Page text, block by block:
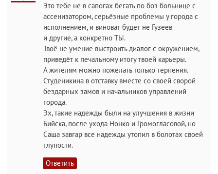
Это тебе не в сапогах бегать по боз больнице с
ассенизатором, серьёзные проблемы у города с
исполнением, и виноват будет не Гузеев
и другие, а конкретно ТЫ.
Твоё не умение выстроить диалог с окружением,
приведёт к печальному итогу твоей карьеры.
А жителям можно пожелать только терпения.
Студеникина в отставку вместе со своей сворой
бездарных замов и начальников управлений
города.
Эх, такие надежды были на улучшения в жизни
Бийска, после ухода Нонко и Громогласовой, но
Саша завгар все надежды утопил в болотах своей
глупости.
Ответить